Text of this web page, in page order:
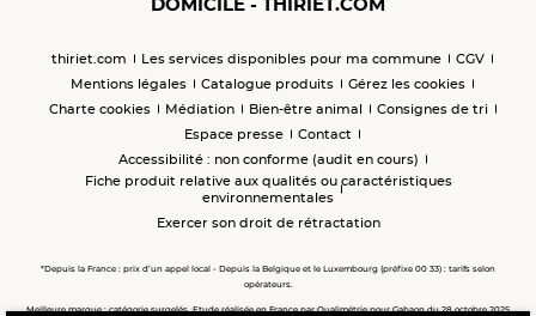
thiriet.com Les services disponibles pour ma commune
CGV
Mentions légales
Catalogue produits
Gérez les cookies
Charte cookies
Médiation Bien-être animal
Consignes de tri
Espace presse
Contact
Accessibilité : non conforme (audit en cours)
Fiche produit relative aux qualités ou caractéristiques
environnementales
Exercer son droit de rétractation
*Depuis la France : prix d’un appel local - Depuis la Belgique et le Luxembourg (préfixe 00 33) : tarifs selon
opérateurs.
Meilleure marque : catégorie surgelés. Etude réalisée en France par Qualimétrie pour Gabaon du 28 octobre 2025